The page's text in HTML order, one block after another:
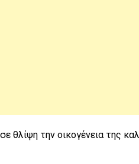
θλίψη την οικογένεια της